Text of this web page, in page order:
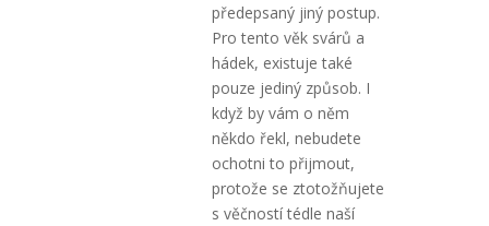
předepsaný jiný postup.
Pro tento věk svárů a
hádek, existuje také
pouze jediný způsob. I
když by vám o něm
někdo řekl, nebudete
ochotni to přijmout,
protože se ztotožňujete
s věčností tédle naší